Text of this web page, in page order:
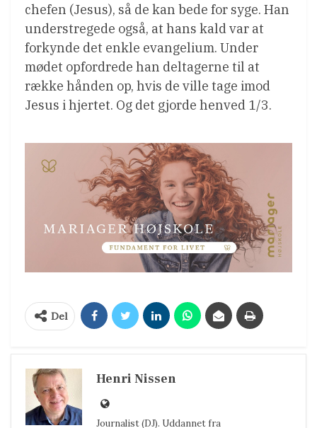
chefen (Jesus), så de kan bede for syge. Han
understregede også, at hans kald var at
forkynde det enkle evangelium. Under
mødet opfordrede han deltagerne til at
række hånden op, hvis de ville tage imod
Jesus i hjertet. Og det gjorde henved 1/3.
Del
Henri Nissen
Journalist (DJ). Uddannet fra